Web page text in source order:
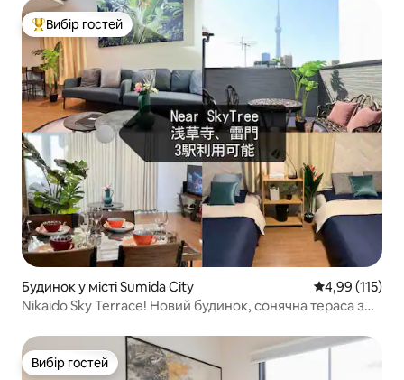
Топ вибір гостей
Вибір гостей
Будинок у місті Sumida City Середня
4,99 (115)
Nikaido Sky Terrace! Новий будинок, сонячна тераса з
Вибір гостей
Вибір гостей